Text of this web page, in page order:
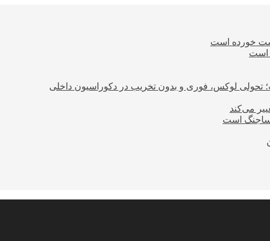
خورده است
است
تحولی لوکس، فوری و بدون تخریب در دکوراسیون داخلی
می‌کند
است